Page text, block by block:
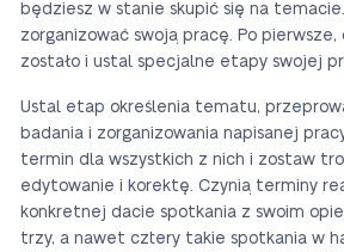
będziesz w stanie skupić się na
zorganizować swoją pracę. Po
zostało i ustal specjalne etapy swojej
Ustal etap określenia tematu,
badania i zorganizowania napisanej
termin dla wszystkich z nich i zostaw
edytowanie i korektę. Czynią terminy
konkretnej dacie spotkania z swoim
trzy, a nawet cztery takie spotkania w